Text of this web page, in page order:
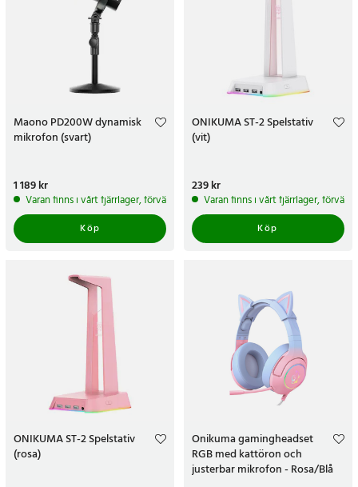
Maono PD200W dynamisk
mikrofon (svart)
Pris:1 189 kr
1 189 kr
Varan finns i vårt fjärrlager, förväntas skickas inom 5-7 arbetsdagar
Köp
ONIKUMA ST-2 Spelstativ
(vit)
Pris:239 kr
239 kr
Varan finns i vårt fjärrlager,
Köp
ONIKUMA ST-2 Spelstativ
(rosa)
Onikuma gamingheadset
RGB med kattöron och
justerbar mikrofon - Rosa/Blå